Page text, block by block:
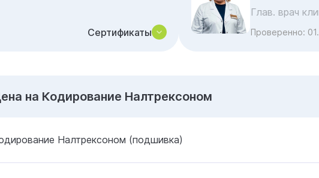
Сертификаты
Глав. врач
Проверенно:
на Кодирование Налтрексоном
Налтрексоном (подшивка)